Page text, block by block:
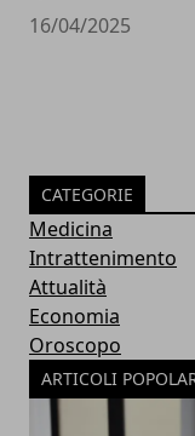
16/04/2025
CATEGORIE
Medicina
Intrattenimento
Attualità
Economia
Oroscopo
ARTICOLI